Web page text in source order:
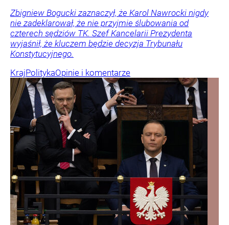
Zbigniew Bogucki zaznaczył, że Karol Nawrocki nigdy
nie zadeklarował, że nie przyjmie ślubowania od
czterech sędziów TK. Szef Kancelarii Prezydenta
wyjaśnił, że kluczem będzie decyzja Trybunału
Konstytucyjnego.
KrajPolitykaOpinie i komentarze